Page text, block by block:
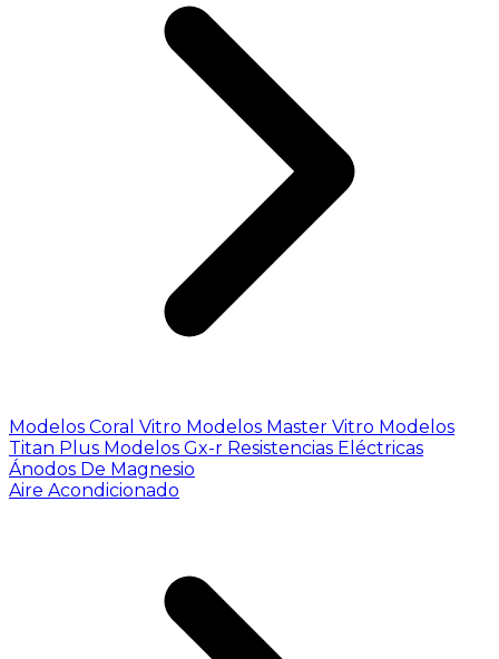
Modelos Coral Vitro Modelos Master Vitro Modelos
Titan Plus Modelos Gx-r Resistencias Eléctricas
Ánodos De Magnesio
Aire Acondicionado